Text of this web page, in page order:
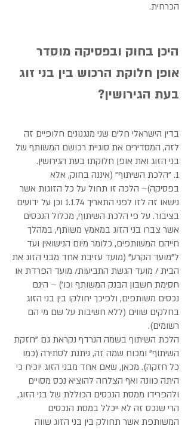
הכרחית.
היכן בחוק ובפסיקה מוסדר
אופן חלוקת הרכוש בין בני זוג
בעת הגירושין?
בדין הישראלי חלים שני מנגנונים חלופיים זה
לזה, המסדירים את סוגיית רכושם המשותף של
בני הזוג ואת אופן חלוקתו בעת הגירושין.
1. "הלכת השיתוף" (איננה בחוק, אלא
בפסיקה)– הלכה זו תחול על כל הזוגות אשר
נישאו זה לזו לפני התאריך 1.1.74 וכן על ידועים
בציבור. על פי הלכת השיתוף, מכלול הנכסים
אשר צברו בני הזוג במאמץ משותף, במהלך
חייהם המשותפים, כלומר מיום הנישואין ועד
ל"מועד הקרע" (מועד עזיבת אחד מבני הזוג את
הבית / מועד הגשת התביעות/ מועד הפרדת או
חסימת חשבון הבנק המשותף וכו') – הינם
נכסים משותפים, ולפיכך יחולקו בין בני הזוג
בחלקים שווים (ללא חשיבות על שם מי הם
רשומים).
הלכת השיתוף בשמה הנרדף נקראת גם "חזקת
השיתוף" ומכוח שמה זה, ניתנת לסתירה (כמו
כל חזקה). מכאן, שאם אחד מבני הזוג יוכיח כי
היתה כוונה ואף הצלחה להוציא נכס מסויים
ולהפרידו ממסת הנכסים הכוללת של בני הזוג,
הרי שנכס זה לא ייכלל במסת הנכסים
המשותפת אשר תחולק בין בני הזוג שווה